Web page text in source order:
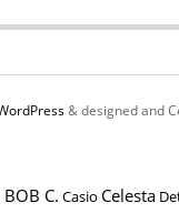
& designed and
BOB C. Casio Celesta